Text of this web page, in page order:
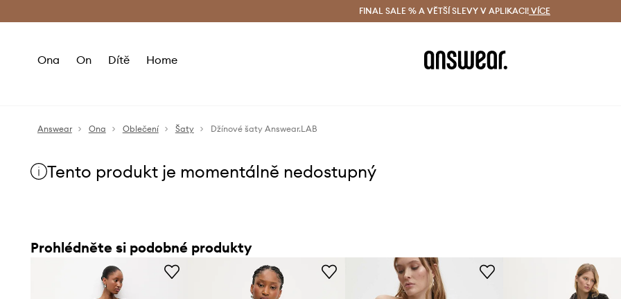
Doručení a vrácení zdarma (od 1800 Kč) Doručení i do 24 h
FINAL SALE % A VĚTŠÍ SLEVY V APLIKACI! VÍCE
Ona On Dítě Home
Answear Ona Oblečení Šaty Džínové šaty Answear.LAB
Tento produkt je momentálně nedostupný
Prohlédněte si podobné produkty